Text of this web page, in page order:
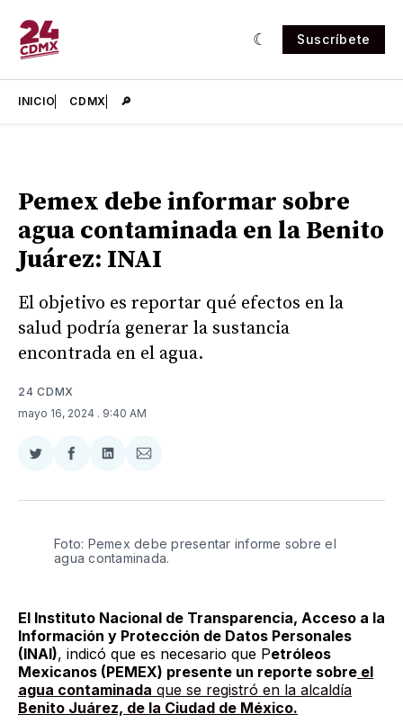
Suscríbete
INICIO CDMX 🔎
Pemex debe informar sobre
agua contaminada en la Benito
Juárez: INAI
El objetivo es reportar qué efectos en la
salud podría generar la sustancia
encontrada en el agua.
24 CDMX
mayo 16, 2024 . 9:40 AM
Compartir
Twitter
Compartir
Facebook
Compartir
LinkedIn
Compartir
Email
Foto: Pemex debe presentar informe sobre el
agua contaminada.
El Instituto Nacional de Transparencia, Acceso a la
Información y Protección de Datos Personales
(INAI), indicó que es necesario que Petróleos
Mexicanos (PEMEX) presente un reporte sobre el
agua contaminada que se registró en la alcaldía
Benito Juárez, de la Ciudad de México.